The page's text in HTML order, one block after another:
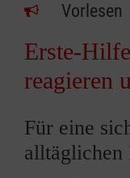
Vorlesen
Erste-
reagieren
Für eine
alltäglichen